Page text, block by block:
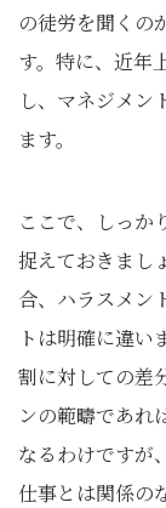
の徒労を聞くの
す。特に、近年
し、マネジメン
ます。
ここで、しっか
捉えておきまし
合、ハラスメン
トは明確に違い
割に対しての差
ンの範疇であれ
なるわけですが
仕事とは関係の